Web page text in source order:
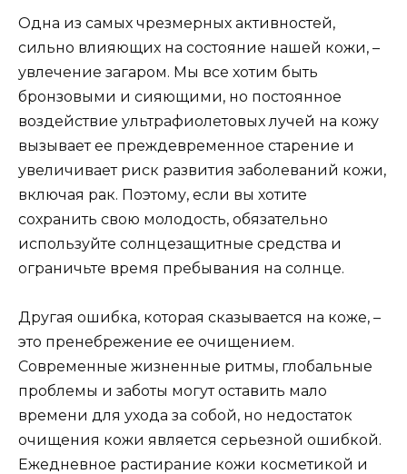
Одна из самых чрезмерных активностей,
сильно влияющих на состояние нашей кожи, –
увлечение загаром. Мы все хотим быть
бронзовыми и сияющими, но постоянное
воздействие ультрафиолетовых лучей на кожу
вызывает ее преждевременное старение и
увеличивает риск развития заболеваний кожи,
включая рак. Поэтому, если вы хотите
сохранить свою молодость, обязательно
используйте солнцезащитные средства и
ограничьте время пребывания на солнце.
Другая ошибка, которая сказывается на коже, –
это пренебрежение ее очищением.
Современные жизненные ритмы, глобальные
проблемы и заботы могут оставить мало
времени для ухода за собой, но недостаток
очищения кожи является серьезной ошибкой.
Ежедневное растирание кожи косметикой и